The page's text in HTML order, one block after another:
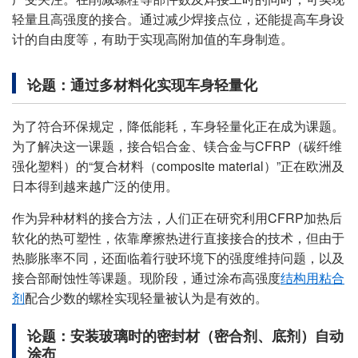
轻量且高强度的接合。通过减少焊接点位，还能提高车身设
计的自由度等，有助于实现高附加值的车身制造。
论题：通过多材料化实现车身轻量化
为了符合环保规定，降低能耗，车身轻量化正在成为课题。
为了解决这一课题，接合铝合金、镁合金与CFRP（碳纤维
强化塑料）的“复合材料（composite material）”正在欧洲及
日本得到越来越广泛的使用。
作为异种材料的接合方法，人们正在研究利用CFRP加热后
软化的热可塑性，依靠摩擦热进行直接接合的技术，但由于
热膨胀率不同，还面临着行驶环境下的强度维持问题，以及
接合部耐蚀性等课题。现阶段，通过涂布高强度结构用粘合
剂配合少数的螺栓实现轻量被认为是有效的。
论题：安装玻璃时的密封材（密合剂、底剂）自动
涂布